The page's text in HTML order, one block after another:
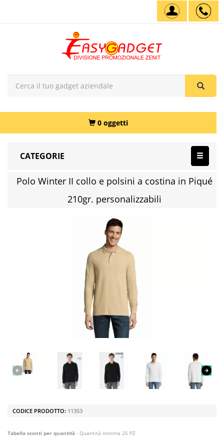
0 oggetti
CATEGORIE
Polo Winter II collo e polsini a costina in Piqué
210gr. personalizzabili
CODICE PRODOTTO: 11353
Tabella sconti per quantità - Quantità minima 25 PZ